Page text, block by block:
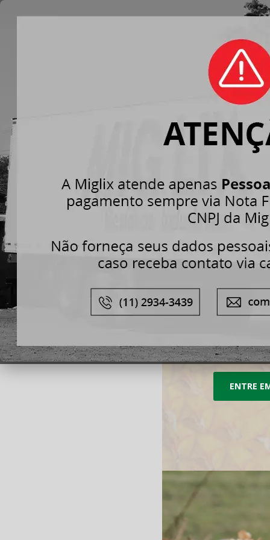
Home »
Reduzir,
alternativa de
exemplo. Por
benefícios que
alimentos
deste
produto. Assim,
assegurar
ENTRE